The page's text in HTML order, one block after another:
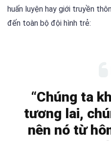
huấn luyện hay giới truyền
đến toàn bộ đội hình trẻ:
“Chúng ta
tương lai,
nên nó từ